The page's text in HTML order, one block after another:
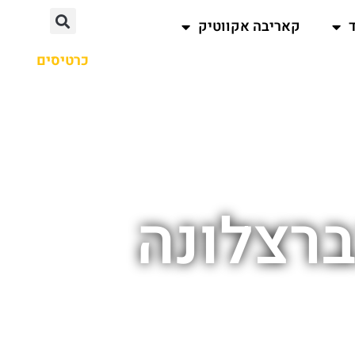
קאריבה אקווטיק
כרטיסים